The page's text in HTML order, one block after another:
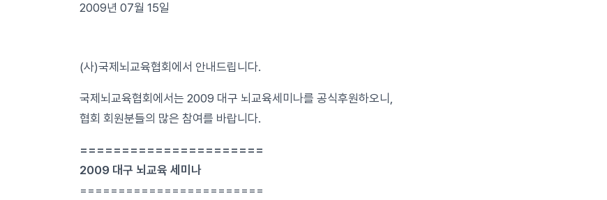
2009년 07월 15일
(사)국제뇌교육협회에서 안내드립니다.
국제뇌교육협회에서는 2009 대구 뇌교육세미나를 공식후원하오니,
협회 회원분들의 많은 참여를 바랍니다.
======================
2009 대구 뇌교육 세미나
========================